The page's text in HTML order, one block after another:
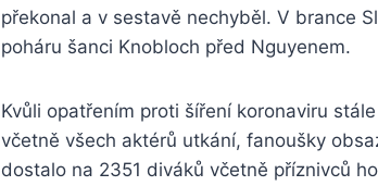
překonal a v sestavě nechyběl. V brance
poháru šanci Knobloch před Nguyenem.
Kvůli opatřením proti šíření koronaviru
včetně všech aktérů utkání, fanoušky
dostalo na 2351 diváků včetně příznivců